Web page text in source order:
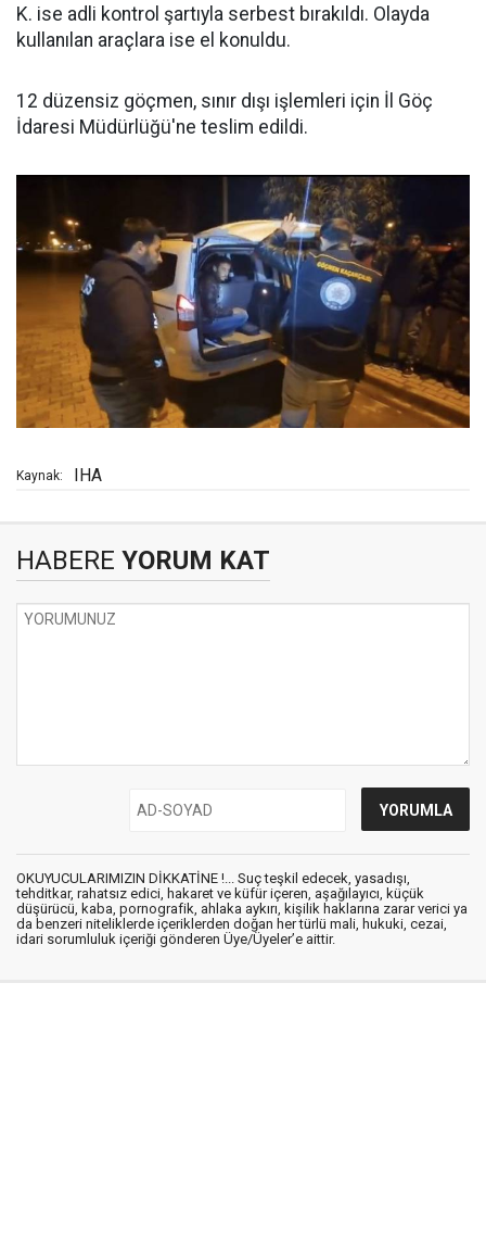
K. ise adli kontrol şartıyla serbest bırakıldı. Olayda
kullanılan araçlara ise el konuldu.
12 düzensiz göçmen, sınır dışı işlemleri için İl Göç
İdaresi Müdürlüğü'ne teslim edildi.
Kaynak: IHA
HABERE YORUM KAT
OKUYUCULARIMIZIN DİKKATİNE !... Suç teşkil edecek, yasadışı,
tehditkar, rahatsız edici, hakaret ve küfür içeren, aşağılayıcı, küçük
düşürücü, kaba, pornografik, ahlaka aykırı, kişilik haklarına zarar verici ya
da benzeri niteliklerde içeriklerden doğan her türlü mali, hukuki, cezai,
idari sorumluluk içeriği gönderen Üye/Üyeler’e aittir.